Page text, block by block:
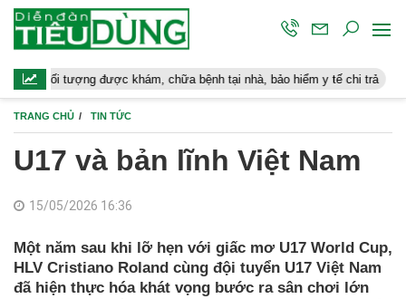
được khám, chữa bệnh tại nhà, bảo hiểm y tế chi trả Hoàn
TRANG CHỦ TIN TỨC
U17 và bản lĩnh Việt Nam
15/05/2026 16:36
Một năm sau khi lỡ hẹn với giấc mơ U17 World Cup,
HLV Cristiano Roland cùng đội tuyển U17 Việt Nam
đã hiện thực hóa khát vọng bước ra sân chơi lớn